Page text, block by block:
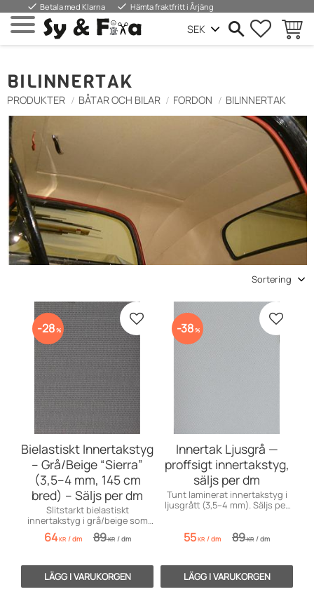
Meny
done Betala med Klarna done Hämta fraktfritt i Årjäng
BILINNERTAK
PRODUKTER BÅTAR OCH BILAR FORDON BILINNERTAK
Välj sortering
Bielastiskt Innertakstyg
– Grå/Beige “Sierra”
(3,5–4 mm, 145 cm
bred) – Säljs per dm
Slitstarkt bielastiskt
innertakstyg i grå/beige som
passar perfekt i bilens interiör.
64KR /dm 89KR /dm
28% Lägg till i favoriter
Innertak Ljusgrå —
proffsigt innertakstyg,
säljs per dm
Tunt laminerat innertakstyg i
ljusgrått (3,5–4 mm). Säljs per
provbit.
55KR /dm 89KR /dm
38% Lägg